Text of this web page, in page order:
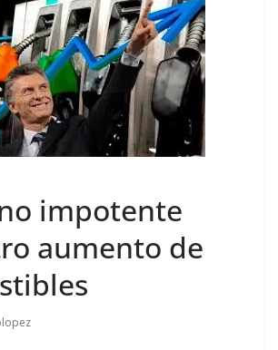
impotente
aumento de